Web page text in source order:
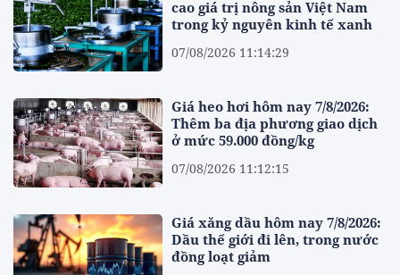
cao giá trị nông sản Việt Nam
trong kỷ nguyên kinh tế xanh
07/08/2026 11:14:29
Giá heo hơi hôm nay 7/8/2026:
Thêm ba địa phương giao dịch
ở mức 59.000 đồng/kg
07/08/2026 11:12:15
Giá xăng dầu hôm nay 7/8/2026:
Dầu thế giới đi lên, trong nước
đồng loạt giảm